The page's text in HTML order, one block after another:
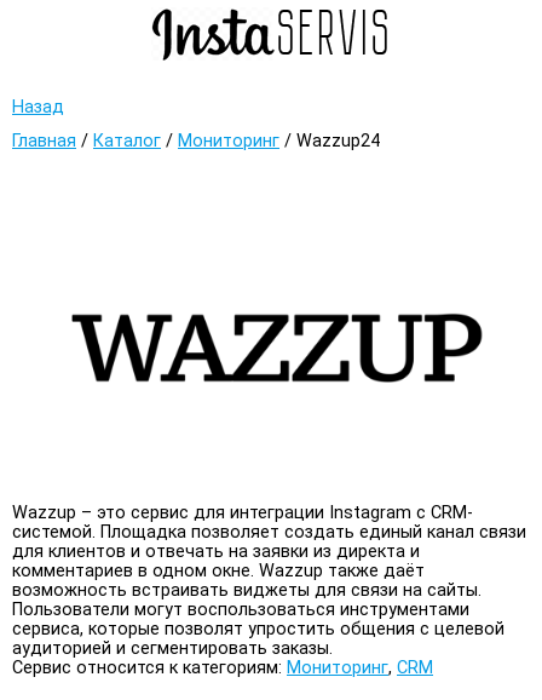
Назад
Главная / Каталог / Мониторинг / Wazzup24
Wazzup – это сервис для интеграции Instagram с CRM-
системой. Площадка позволяет создать единый канал связи
для клиентов и отвечать на заявки из директа и
комментариев в одном окне. Wazzup также даёт
возможность встраивать виджеты для связи на сайты.
Пользователи могут воспользоваться инструментами
сервиса, которые позволят упростить общения с целевой
аудиторией и сегментировать заказы.
Сервис относится к категориям: Мониторинг, CRM